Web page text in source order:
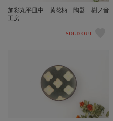
加彩丸平皿中 黄花柄 陶器 樹ノ音
工房
SOLD OUT